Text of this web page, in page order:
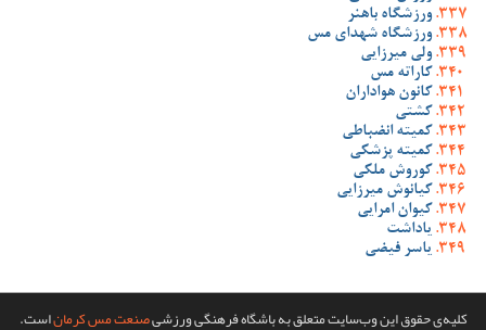
ورزشگاه باهنر
ورزشگاه شهدای مس
ولی میرزایی
کاراته مس
کانون هواداران
کشتی
کمیته انضباطی
کمیته پزشکی
کوروش ملکی
کیانوش میرزایی
کیوان امرایی
یاداشت
یاسر فیضی
کلیه‌ی حقوق این وب‌سایت متعلق به باشگاه فرهنگی ورزشیصنعت مس کرماناست.